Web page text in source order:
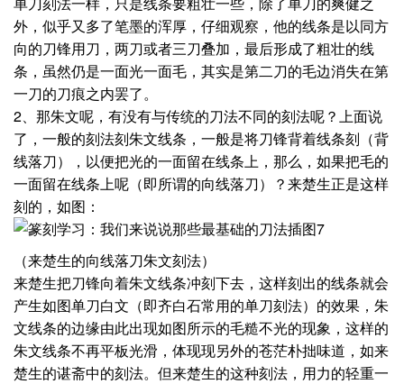
外，似乎又多了笔墨的浑厚，仔细观察，他的线条是以同方
向的刀锋用刀，两刀或者三刀叠加，最后形成了粗壮的线
条，虽然仍是一面光一面毛，其实是第二刀的毛边消失在第
一刀的刀痕之内罢了。
2、那朱文呢，有没有与传统的刀法不同的刻法呢？上面说
了，一般的刻法刻朱文线条，一般是将刀锋背着线条刻（背
线落刀），以便把光的一面留在线条上，那么，如果把毛的
一面留在线条上呢（即所谓的向线落刀）？来楚生正是这样
刻的，如图：
（来楚生的向线落刀朱文刻法）
来楚生把刀锋向着朱文线条冲刻下去，这样刻出的线条就会
产生如图单刀白文（即齐白石常用的单刀刻法）的效果，朱
文线条的边缘由此出现如图所示的毛糙不光的现象，这样的
朱文线条不再平板光滑，体现现另外的苍茫朴拙味道，如来
楚生的谌斋中的刻法。但来楚生的这种刻法，用力的轻重一